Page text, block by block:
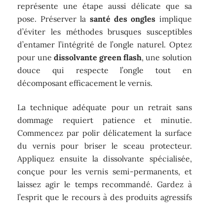
représente une étape aussi délicate que sa
pose. Préserver la santé des ongles implique
d’éviter les méthodes brusques susceptibles
d’entamer l’intégrité de l’ongle naturel. Optez
pour une dissolvante green flash, une solution
douce qui respecte l’ongle tout en
décomposant efficacement le vernis.
La technique adéquate pour un retrait sans
dommage requiert patience et minutie.
Commencez par polir délicatement la surface
du vernis pour briser le sceau protecteur.
Appliquez ensuite la dissolvante spécialisée,
conçue pour les vernis semi-permanents, et
laissez agir le temps recommandé. Gardez à
l’esprit que le recours à des produits agressifs